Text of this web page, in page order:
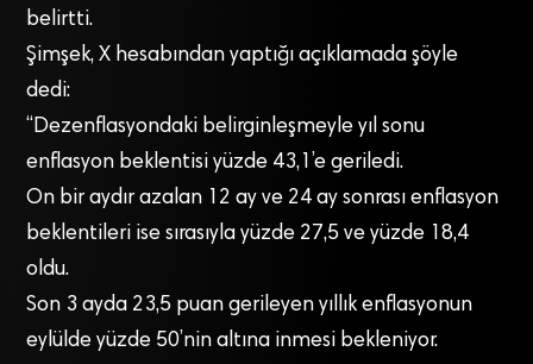
belirtti.
Şimşek, X hesabından yaptığı açıklamada şöyle
dedi:
“Dezenflasyondaki belirginleşmeyle yıl sonu
enflasyon beklentisi yüzde 43,1’e geriledi.
On bir aydır azalan 12 ay ve 24 ay sonrası enflasyon
beklentileri ise sırasıyla yüzde 27,5 ve yüzde 18,4
oldu.
Son 3 ayda 23,5 puan gerileyen yıllık enflasyonun
eylülde yüzde 50’nin altına inmesi bekleniyor.